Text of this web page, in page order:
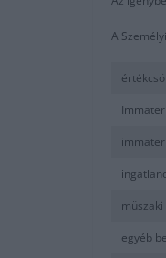
A
egyéb